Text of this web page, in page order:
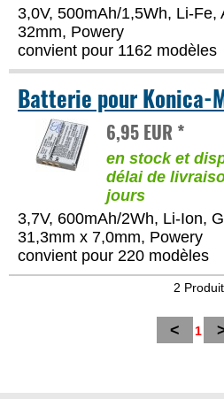
3,0V, 500mAh/1,5Wh, Li-Fe,
32mm, Powery
convient pour 1162 modèles
Batterie pour Konica-
6,95 EUR *
en stock et
délai de
jours
3,7V, 600mAh/2Wh, Li-Ion,
31,3mm x 7,0mm, Powery
convient pour 220 modèles
2 Produit
< 1